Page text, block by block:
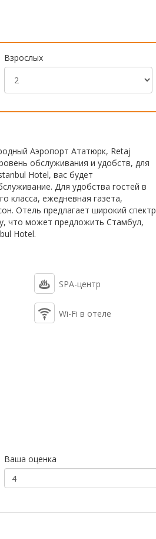
Взрослых
Аэропорт Ататюрк, Retaj
обслуживания и удобств, для
Hotel, вас будет
Для удобства гостей в
класса, ежедневная газета,
Отель предлагает широкий спектр
что может предложить Стамбул,
Hotel.
SPA-центр
Wi-Fi в отеле
Ваша оценка